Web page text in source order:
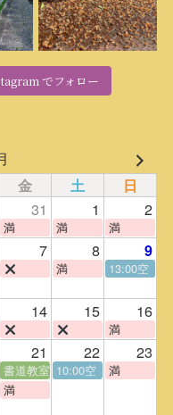
でフォロー
金 土 日
31 1 2
満 満 満
7 8 9
満
13:00空
14 15 16
満
21 22 23
書道教室 10:00空
満
満